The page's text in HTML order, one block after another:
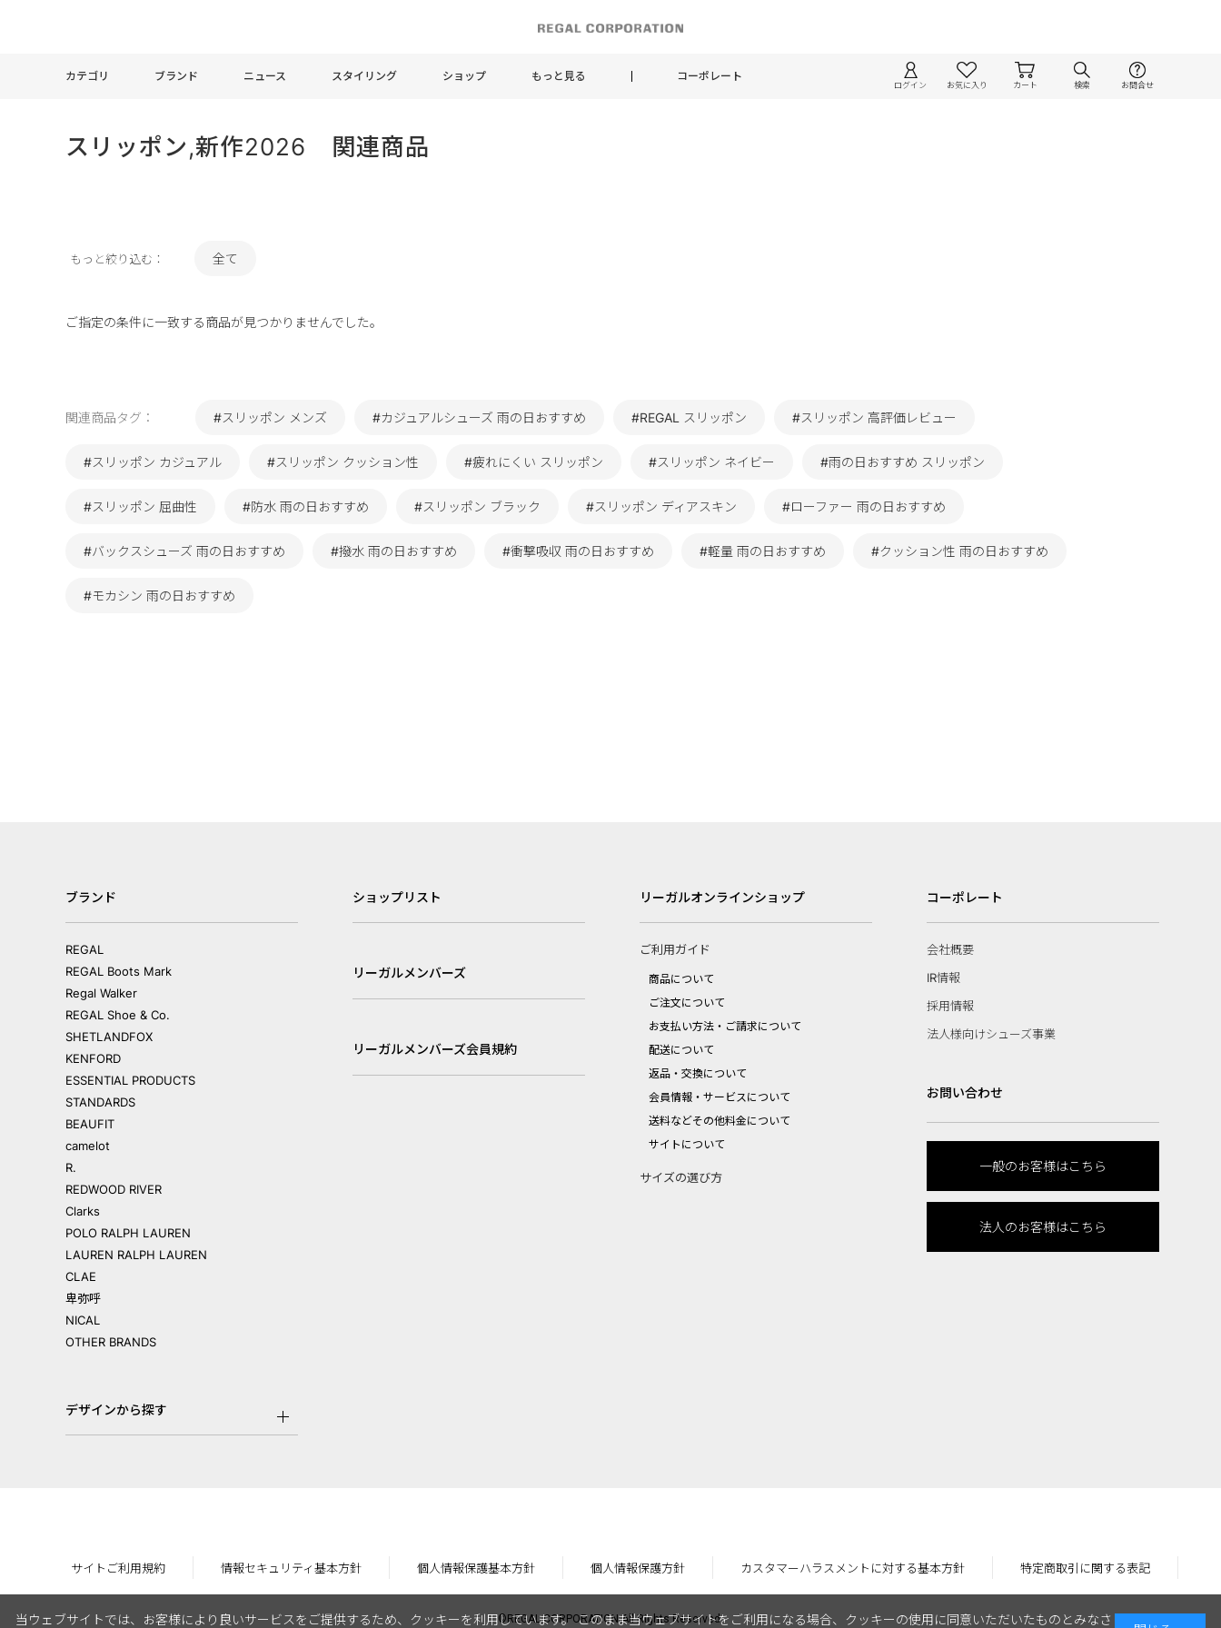
カテゴリ ブランド ニュース スタイリング ショップ もっと見る コーポレート
ログイン お気に入り カート 検索 お問合せ
スリッポン,新作2026 関連商品
もっと絞り込む： 全て
ご指定の条件に一致する商品が見つかりませんでした。
関連商品タグ： #スリッポン メンズ #カジュアルシューズ 雨の日おすすめ #REGAL スリッポン #スリッポン 高評価レビュー
#スリッポン カジュアル #スリッポン クッション性 #疲れにくい スリッポン #スリッポン ネイビー #雨の日おすすめ スリッポン
#スリッポン 屈曲性 #防水 雨の日おすすめ #スリッポン ブラック #スリッポン ディアスキン #ローファー 雨の日おすすめ
#バックスシューズ 雨の日おすすめ #撥水 雨の日おすすめ #衝撃吸収 雨の日おすすめ #軽量 雨の日おすすめ #クッション性 雨の日おすすめ
#モカシン 雨の日おすすめ
ブランド
REGAL
REGAL Boots Mark
Regal Walker
REGAL Shoe & Co.
SHETLANDFOX
KENFORD
ESSENTIAL PRODUCTS
STANDARDS
BEAUFIT
camelot
R.
REDWOOD RIVER
Clarks
POLO RALPH LAUREN
LAUREN RALPH LAUREN
CLAE
卑弥呼
NICAL
OTHER BRANDS
デザインから探す
ショップリスト
リーガルメンバーズ
リーガルメンバーズ会員規約
リーガルオンラインショップ
ご利用ガイド
商品について
ご注文について
お支払い方法・ご請求について
配送について
返品・交換について
会員情報・サービスについて
送料などその他料金について
サイトについて
サイズの選び方
コーポレート
会社概要
IR情報
採用情報
法人様向けシューズ事業
お問い合わせ
一般のお客様はこちら
法人のお客様はこちら
サイトご利用規約 情報セキュリティ基本方針 個人情報保護基本方針 個人情報保護方針 カスタマーハラスメントに対する基本方針 特定商取引に関する表記
©REGAL CORPORATION All Rights Reserved.
当ウェブサイトでは、お客様により良いサービスをご提供するため、クッキーを利用しています。 このまま当ウェブサイトをご利用になる場合、クッキーの使用に同意いただいたものとみなさ